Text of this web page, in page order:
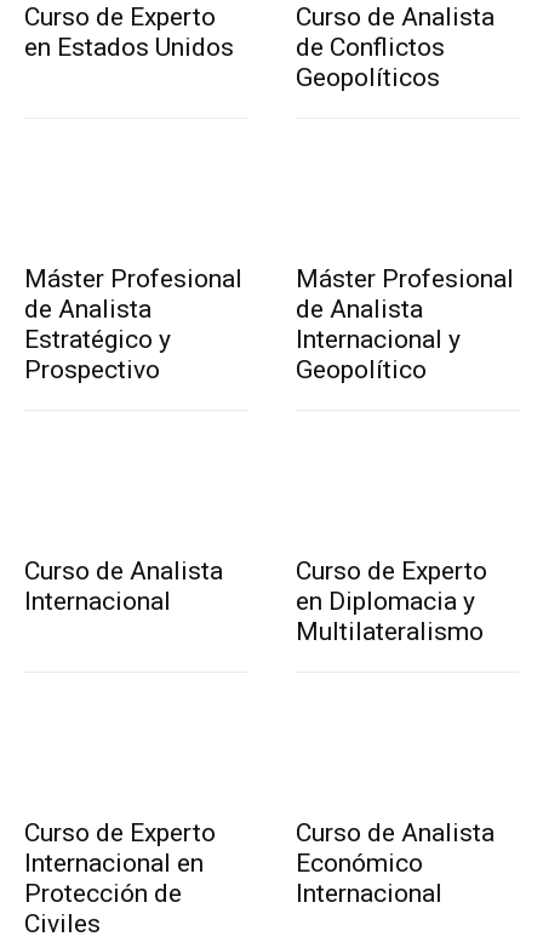
Curso de Experto
en Estados Unidos
Curso de Analista
de Conflictos
Geopolíticos
Máster Profesional
de Analista
Estratégico y
Prospectivo
Máster Profesional
de Analista
Internacional y
Geopolítico
Curso de Analista
Internacional
Curso de Experto
en Diplomacia y
Multilateralismo
Curso de Experto
Internacional en
Protección de
Civiles
Curso de Analista
Económico
Internacional